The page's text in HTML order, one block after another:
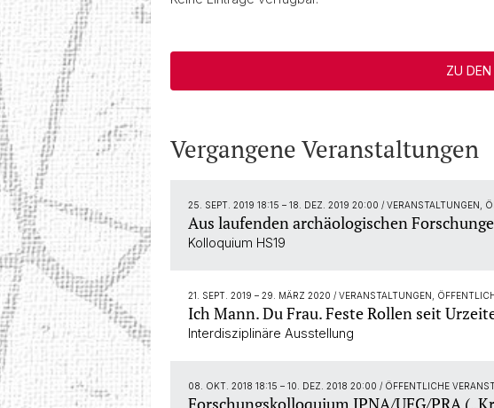
ZU
Vergangene Veranstaltungen
25. SEPT. 2019 18:15 – 18. DEZ. 2019 20:00 / VERANSTALTUNGEN,
Aus laufenden archäologischen
Kolloquium HS19
21. SEPT. 2019 – 29. MÄRZ 2020 / VERANSTALTUNGEN,
Ich Mann. Du Frau. Feste Rollen seit
Interdisziplinäre Ausstellung
08. OKT. 2018 18:15 – 10. DEZ. 2018 20:00 / ÖFFENTLICHE
Forschungskolloquium IPNA/UFG/PRA